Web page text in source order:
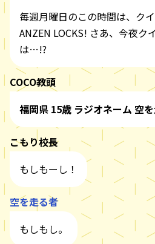
毎週月曜日のこの時間は、ク
ANZEN LOCKS! さあ、今夜ク
は…!?
COCO教頭
福岡県 15歳 ラジオネーム 空を
こもり校長
もしもーし！
空を走る者
もしもし。